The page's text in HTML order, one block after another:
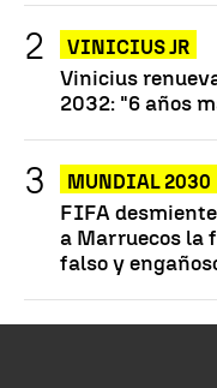
VINICIUS JR
Vinicius
2032: "6 años
MUNDIAL 2030
FIFA
a Marruecos la
falso y